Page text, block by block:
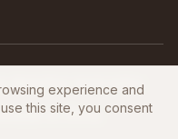
derechos reservados.
en África
experience and
this site, you consent